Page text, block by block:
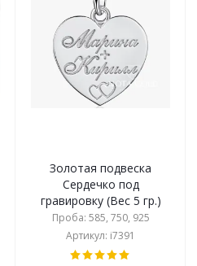
Золотая подвеска
Сердечко под
гравировку (Вес 5 гр.)
Проба: 585, 750, 925
Артикул: i7391